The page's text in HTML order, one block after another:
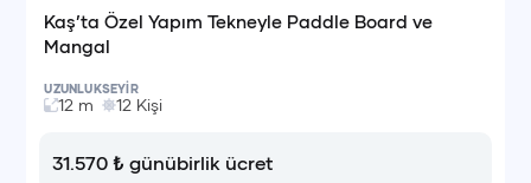
Kaş’ta Özel Yapım Tekneyle Paddle Board ve
Mangal
UZUNLUK
12 m
SEYİR
12 Kişi
31.570 ₺ günübirlik ücret